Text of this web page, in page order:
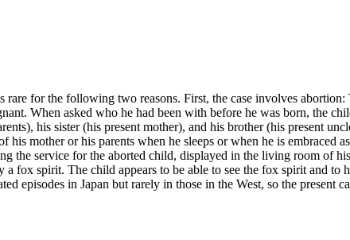
rare for the following two reasons. First, the case involves
When asked who he had been with before he was born, the
his sister (his present mother), and his brother (his present
mother or his parents when he sleeps or when he is embraced
the service for the aborted child, displayed in the living room of
fox spirit. The child appears to be able to see the fox spirit and to
episodes in Japan but rarely in those in the West, so the present